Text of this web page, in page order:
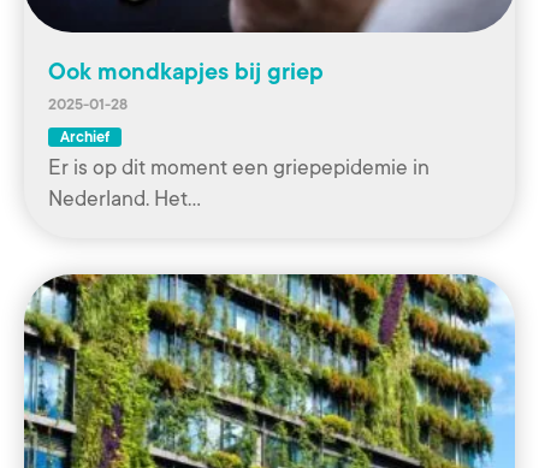
Ook mondkapjes bij griep
2025-01-28
Archief
Er is op dit moment een griepepidemie in
Nederland. Het…